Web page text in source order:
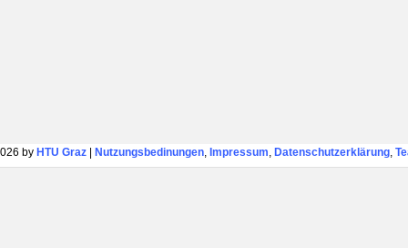
by HTU Graz| Nutzungsbedinungen, Impressum, Datenschutzerklärung,